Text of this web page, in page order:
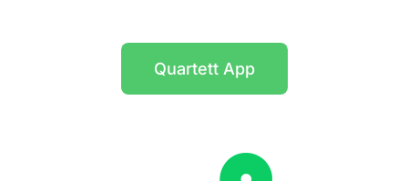
Quartett App